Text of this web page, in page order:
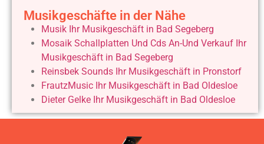
Musikgeschäfte in der Nähe
Musik Ihr Musikgeschäft in Bad Segeberg
Mosaik Schallplatten Und Cds An-Und Verkauf Ihr
Musikgeschäft in Bad Segeberg
Reinsbek Sounds Ihr Musikgeschäft in Pronstorf
FrautzMusic Ihr Musikgeschäft in Bad Oldesloe
Dieter Gelke Ihr Musikgeschäft in Bad Oldesloe